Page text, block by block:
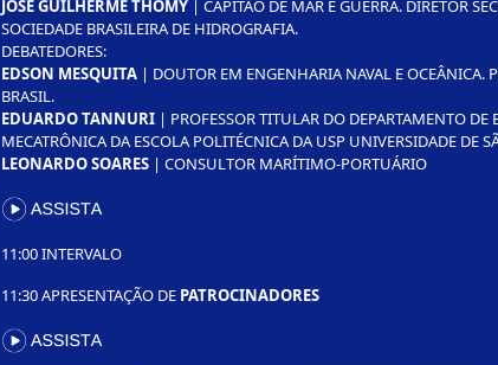
JOSÉ GUILHERME THOMY | CAPITÃO DE MAR E GUERRA. DIRETOR
SOCIEDADE BRASILEIRA DE HIDROGRAFIA.
DEBATEDORES:
EDSON MESQUITA | DOUTOR EM ENGENHARIA NAVAL E OCEÂNICA.
BRASIL.
EDUARDO TANNURI | PROFESSOR TITULAR DO DEPARTAMENTO DE
MECATRÔNICA DA ESCOLA POLITÉCNICA DA USP UNIVERSIDADE DE
LEONARDO SOARES | CONSULTOR MARÍTIMO-PORTUÁRIO
11:00 INTERVALO
11:30 APRESENTAÇÃO DE PATROCINADORES